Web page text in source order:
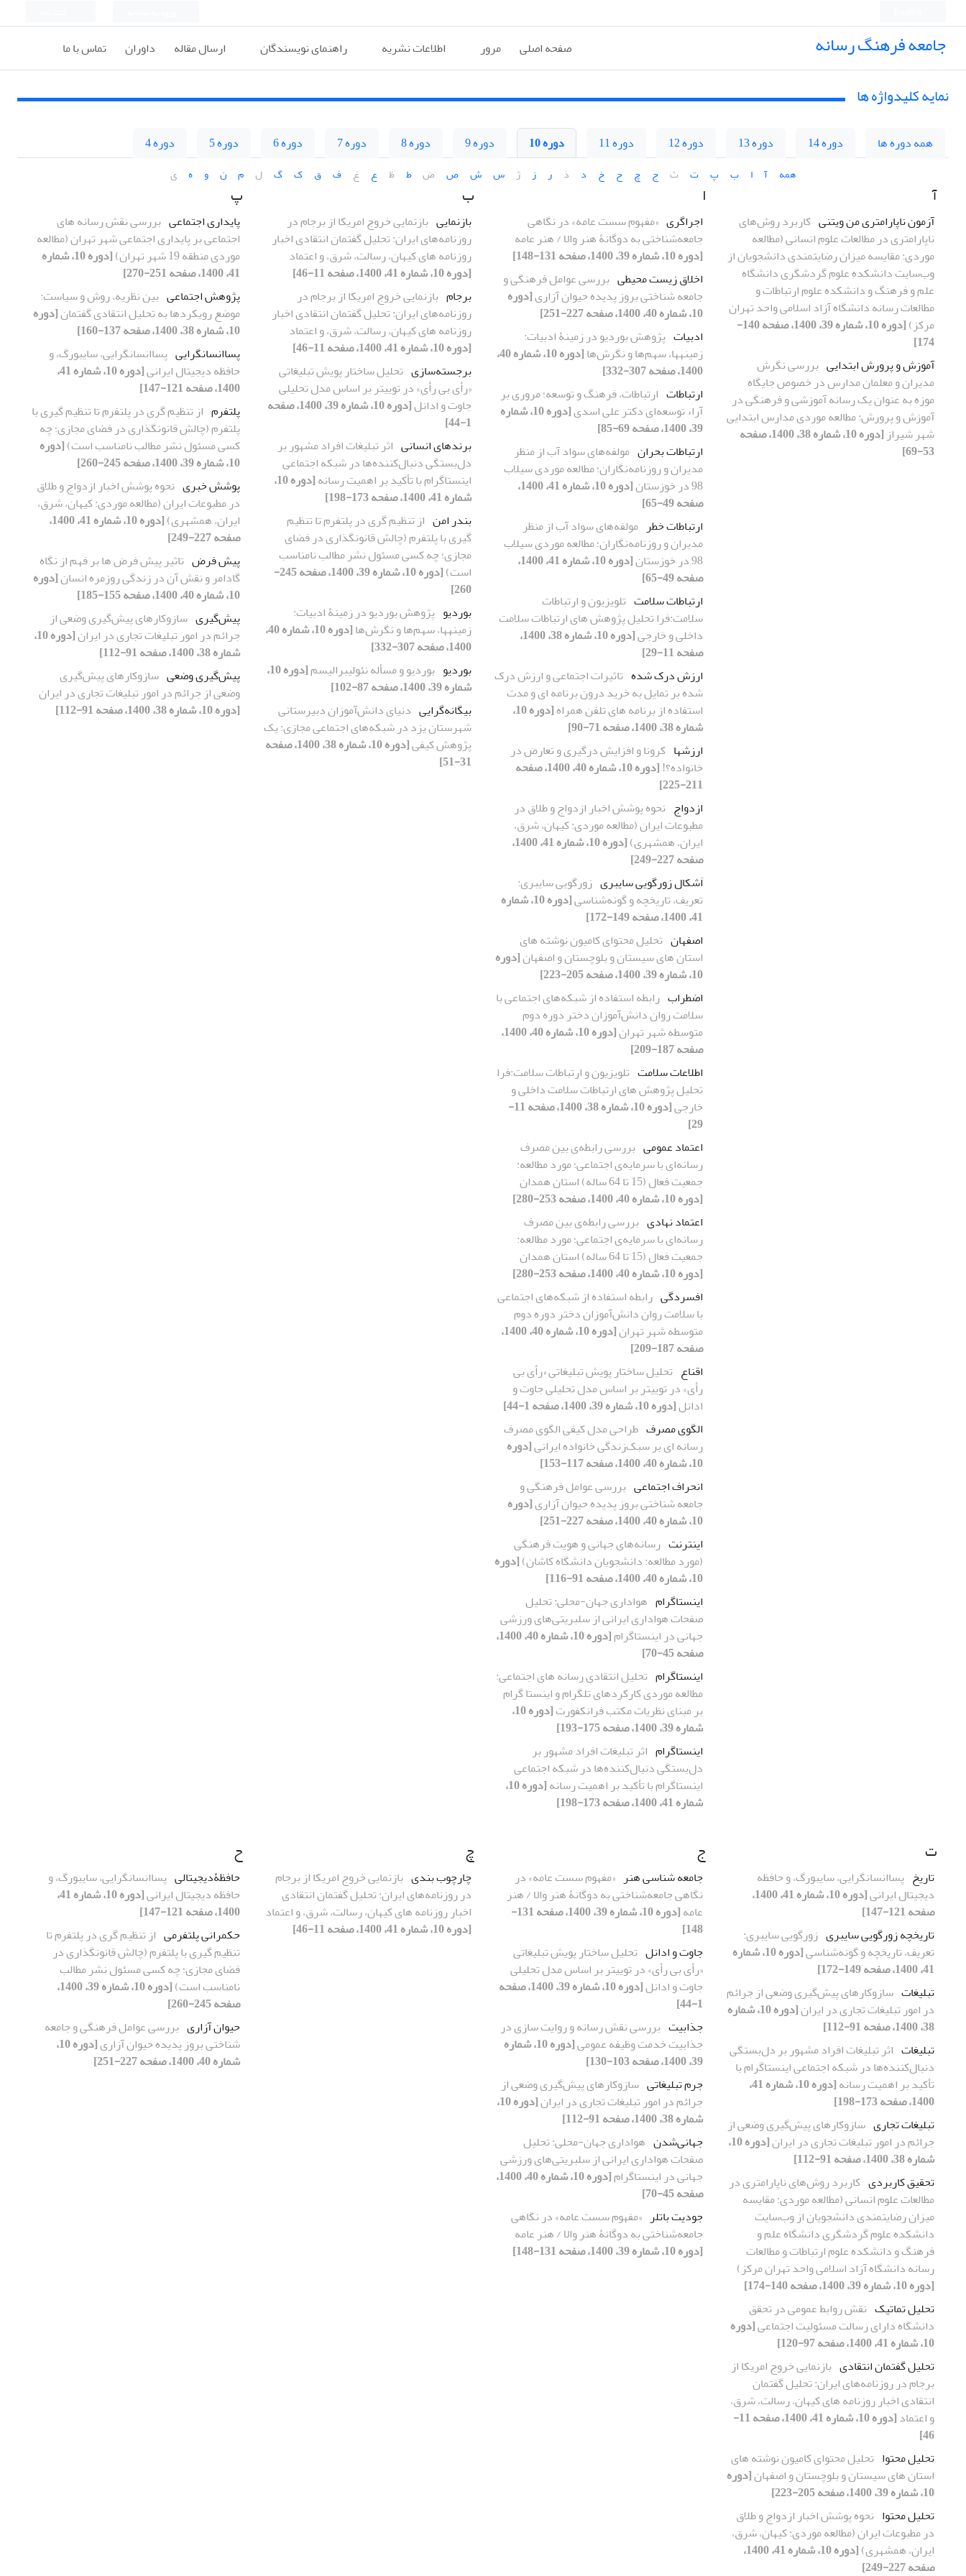
جامعه فرهنگ رسانه صفحه اصلی مرور اطلاعات نشریه راهنمای نویسندگان ارسال مقاله داوران تماس با ما
نمایه کلیدواژه ها
همه دوره ها دوره 14 دوره 13 دوره 12 دوره 11 دوره 10 دوره 9 دوره 8 دوره 7 دوره 6 دوره 5 دوره 4
همه آ ا ب پ ت ث ج چ ح خ د ذ ر ز ژ س ش ص ض ط ظ ع غ ف ق ک گ ل م ن و ه ی
آ
آزمون ناپارامتری من ویتنی کاربرد روش‌های
ناپارامتری در مطالعات علوم انسانی (مطالعه
موردی: مقایسه میزان رضایتمندی دانشجویان از
وب‌سایت دانشکده علوم گردشگری دانشگاه
علم و فرهنگ و دانشکده علوم ارتباطات و
مطالعات رسانه دانشگاه آزاد اسلامی واحد تهران
مرکز)
[دوره 10، شماره 39، 1400، صفحه 140-
174]
آموزش و پرورش ابتدایی بررسی نگرش
مدیران و معلمان مدارس در خصوص جایگاه
موزه به عنوان یک رسانه آموزشی و فرهنگی در
آموزش و پرورش: مطالعه موردی مدارس ابتدایی
شهر شیراز
[دوره 10، شماره 38، 1400، صفحه
53-69]
ا
اجراگری «مفهوم سست عامه» در نگاهی
جامعه‌شناختی به دوگانۀ هنر والا / هنر عامه
[دوره 10، شماره 39، 1400، صفحه 131-148]
اخلاق زیست محیطی بررسی عوامل فرهنگی و
جامعه شناختی بروز پدیده حیوان آزاری[دوره
10، شماره 40، 1400، صفحه 227-251]
ادبیات پژوهش بوردیو در زمینۀ ادبیات:
زمینه‎ها، سهم‌ها و نگرش‌ها
[دوره 10، شماره 40،
1400، صفحه 307-332]
ارتباطات ارتباطات، فرهنگ و توسعه؛ مروری بر
آراء توسعه‌ای دکتر علی اسدی
[دوره 10، شماره
39، 1400، صفحه 69-85]
ارتباطات بحران مولفه‌های سواد آب از منظر
مدیران و روزنامه‌نگاران؛ مطالعه موردی سیلاب
98 در خوزستان
[دوره 10، شماره 41، 1400،
صفحه 49-65]
ارتباطات خطر مولفه‌های سواد آب از منظر
مدیران و روزنامه‌نگاران؛ مطالعه موردی سیلاب
98 در خوزستان
[دوره 10، شماره 41، 1400،
صفحه 49-65]
ارتباطات سلامت تلویزیون و ارتباطات
سلامت:فرا تحلیل پژوهش های ارتباطات سلامت
داخلی و خارجی
[دوره 10، شماره 38، 1400،
صفحه 11-29]
ارزش درک شده تاثیرات اجتماعی و ارزش درک
شده بر تمایل به خرید درون برنامه ای و مدت
استفاده از برنامه های تلفن همراه
[دوره 10،
شماره 38، 1400، صفحه 71-90]
ارزشها کرونا و افزایش درگیری و تعارض در
خانواده‌؟!
[دوره 10، شماره 40، 1400، صفحه
211-225]
ازدواج نحوه پوشش اخبار ازدواج و طلاق در
مطبوعات ایران (مطالعه موردی: کیهان، شرق،
ایران، همشهری)
[دوره 10، شماره 41، 1400،
صفحه 227-249]
اَشکال زورگویی سایبری زورگویی سایبری:
تعریف، تاریخچه و گونه‌شناسی
[دوره 10، شماره
41، 1400، صفحه 149-172]
اصفهان تحلیل محتوای کامیون نوشته های
استان های سیستان و بلوچستان و اصفهان[دوره
10، شماره 39، 1400، صفحه 205-223]
اضطراب رابطه استفاده از شبکه‌های اجتماعی با
سلامت روان دانش‌آموزان دختر دوره دوم
متوسطه شهر تهران
[دوره 10، شماره 40، 1400،
صفحه 187-209]
اطلاعات سلامت تلویزیون و ارتباطات سلامت:فرا
تحلیل پژوهش های ارتباطات سلامت داخلی و
خارجی
[دوره 10، شماره 38، 1400، صفحه 11-
29]
اعتماد عمومی بررسی رابطه‌ی بین مصرف
رسانه‌‌ای با سرمایه‌ی اجتماعی؛ مورد مطالعه:
جمعیت فعال (15 تا 64 ساله) استان همدان
[دوره 10، شماره 40، 1400، صفحه 253-280]
اعتماد نهادی بررسی رابطه‌ی بین مصرف
رسانه‌‌ای با سرمایه‌ی اجتماعی؛ مورد مطالعه:
جمعیت فعال (15 تا 64 ساله) استان همدان
[دوره 10، شماره 40، 1400، صفحه 253-280]
افسردگی رابطه استفاده از شبکه‌های اجتماعی
با سلامت روان دانش‌آموزان دختر دوره دوم
متوسطه شهر تهران
[دوره 10، شماره 40، 1400،
صفحه 187-209]
اقناع تحلیل ساختار پویش تبلیغاتی «رأی بی
رأی» در توییتر بر اساس مدل تحلیلی جاوت و
ادانل[دوره 10، شماره 39، 1400، صفحه 1-44]
الگوی مصرف طراحی مدل کیفی الگوی مصرف
رسانه ای بر سبک‌زندگی خانواده ایرانی[دوره
10، شماره 40، 1400، صفحه 117-153]
انحراف اجتماعی بررسی عوامل فرهنگی و
جامعه شناختی بروز پدیده حیوان آزاری[دوره
10، شماره 40، 1400، صفحه 227-251]
اینترنت رسانه‌های جهانی و هویت فرهنگی
(مورد مطالعه: دانشجویان دانشگاه کاشان)[دوره
10، شماره 40، 1400، صفحه 91-116]
اینستاگرام هواداری جهان-محلی: تحلیل
صفحات هواداری ایرانی از سلبریتی‌های ورزشی
جهانی در اینستاگرام
[دوره 10، شماره 40، 1400،
صفحه 45-70]
اینستاگرام تحلیل انتقادی رسانه های اجتماعی:
مطالعه موردی کارکردهای تلگرام و اینستا گرام
بر مبنای نظریات مکتب فرانکفورت
[دوره 10،
شماره 39، 1400، صفحه 175-193]
اینستاگرام اثر تبلیغات افراد مشهور بر
دل‌بستگی دنبال‌کننده‌ها در شبکه اجتماعی
اینستاگرام با تأکید بر اهمیت رسانه
[دوره 10،
شماره 41، 1400، صفحه 173-198]
ب
بازنمایی بازنمایی خروج امریکا از برجام در
روزنامه‌های ایران: تحلیل گفتمان انتقادی اخبار
روزنامه های کیهان، رسالت، شرق، و اعتماد
[دوره 10، شماره 41، 1400، صفحه 11-46]
برجام بازنمایی خروج امریکا از برجام در
روزنامه‌های ایران: تحلیل گفتمان انتقادی اخبار
روزنامه های کیهان، رسالت، شرق، و اعتماد
[دوره 10، شماره 41، 1400، صفحه 11-46]
برجسته‌سازی تحلیل ساختار پویش تبلیغاتی
«رأی بی رأی» در توییتر بر اساس مدل تحلیلی
جاوت و ادانل
[دوره 10، شماره 39، 1400، صفحه
1-44]
برندهای انسانی اثر تبلیغات افراد مشهور بر
دل‌بستگی دنبال‌کننده‌ها در شبکه اجتماعی
اینستاگرام با تأکید بر اهمیت رسانه
[دوره 10،
شماره 41، 1400، صفحه 173-198]
بندر امن از تنظیم گری در پلتفرم تا تنظیم
گیری با پلتفرم (چالش قانونگذاری در فضای
مجازی؛ چه کسی مسئول نشر مطالب نامناسب
است)
[دوره 10، شماره 39، 1400، صفحه 245-
260]
بوردیو پژوهش بوردیو در زمینۀ ادبیات:
زمینه‎ها، سهم‌ها و نگرش‌ها
[دوره 10، شماره 40،
1400، صفحه 307-332]
بوردیو بوردیو و مسأله نئولیبرالیسم
[دوره 10،
شماره 39، 1400، صفحه 87-102]
بیگانه‌گرایی دنیای دانش‌آموزان دبیرستانی
شهرستان یزد در شبکه‌های اجتماعی مجازی: یک
پژوهش کیفی
[دوره 10، شماره 38، 1400، صفحه
31-51]
پ
پایداری اجتماعی بررسی نقش رسانه های
اجتماعی بر پایداری اجتماعی شهر تهران (مطالعه
موردی منطقه 19 شهر تهران)
[دوره 10، شماره
41، 1400، صفحه 251-270]
پژوهش اجتماعی بین نظریه، روش و سیاست:
موضع رویکردها به تحلیل انتقادی گفتمان[دوره
10، شماره 38، 1400، صفحه 137-160]
پساانسانگرایی پساانسانگرایی، سایبورگ، و
حافظه دیجیتال ایرانی
[دوره 10، شماره 41،
1400، صفحه 121-147]
پلتفرم از تنظیم گری در پلتفرم تا تنظیم گیری با
پلتفرم (چالش قانونگذاری در فضای مجازی؛ چه
کسی مسئول نشر مطالب نامناسب است)[دوره
10، شماره 39، 1400، صفحه 245-260]
پوشش خبری نحوه پوشش اخبار ازدواج و طلاق
در مطبوعات ایران (مطالعه موردی: کیهان، شرق،
ایران، همشهری)
[دوره 10، شماره 41، 1400،
صفحه 227-249]
پیش فرض تاثیر پیش فرض ها بر فهم از نگاه
گادامر و نقش آن در زندگی روزمره انسان[دوره
10، شماره 40، 1400، صفحه 155-185]
پیش‌گیری سازوکارهای پیش‌گیری وضعی از
جرائم در امور تبلیغات تجاری در ایران
[دوره 10،
شماره 38، 1400، صفحه 91-112]
پیش‌گیری وضعی سازوکارهای پیش‌گیری
وضعی از جرائم در امور تبلیغات تجاری در ایران
[دوره 10، شماره 38، 1400، صفحه 91-112]
ت
تاریخ پساانسانگرایی، سایبورگ، و حافظه
دیجیتال ایرانی
[دوره 10، شماره 41، 1400،
صفحه 121-147]
تاریخچه زورگویی سایبری زورگویی سایبری:
تعریف، تاریخچه و گونه‌شناسی
[دوره 10، شماره
41، 1400، صفحه 149-172]
تبلیغات سازوکارهای پیش‌گیری وضعی از جرائم
در امور تبلیغات تجاری در ایران
[دوره 10، شماره
38، 1400، صفحه 91-112]
تبلیغات اثر تبلیغات افراد مشهور بر دل‌بستگی
دنبال‌کننده‌ها در شبکه اجتماعی اینستاگرام با
تأکید بر اهمیت رسانه
[دوره 10، شماره 41،
1400، صفحه 173-198]
تبلیغات تجاری سازوکارهای پیش‌گیری وضعی از
جرائم در امور تبلیغات تجاری در ایران
[دوره 10،
شماره 38، 1400، صفحه 91-112]
تحقیق کاربردی کاربرد روش‌های ناپارامتری در
مطالعات علوم انسانی (مطالعه موردی: مقایسه
میزان رضایتمندی دانشجویان از وب‌سایت
دانشکده علوم گردشگری دانشگاه علم و
فرهنگ و دانشکده علوم ارتباطات و مطالعات
رسانه دانشگاه آزاد اسلامی واحد تهران مرکز)
[دوره 10، شماره 39، 1400، صفحه 140-174]
تحلیل تماتیک نقش روابط عمومی در تحقق
دانشگاه دارای رسالت مسئولیت اجتماعی[دوره
10، شماره 41، 1400، صفحه 97-120]
تحلیل گفتمان انتقادی بازنمایی خروج امریکا از
برجام در روزنامه‌های ایران: تحلیل گفتمان
انتقادی اخبار روزنامه های کیهان، رسالت، شرق،
و اعتماد
[دوره 10، شماره 41، 1400، صفحه 11-
46]
تحلیل محتوا تحلیل محتوای کامیون نوشته های
استان های سیستان و بلوچستان و اصفهان[دوره
10، شماره 39، 1400، صفحه 205-223]
تحلیل محتوا نحوه پوشش اخبار ازدواج و طلاق
در مطبوعات ایران (مطالعه موردی: کیهان، شرق،
ایران، همشهری)
[دوره 10، شماره 41، 1400،
صفحه 227-249]
ج
جامعه شناسی هنر «مفهوم سست عامه» در
نگاهی جامعه‌شناختی به دوگانۀ هنر والا / هنر
عامه
[دوره 10، شماره 39، 1400، صفحه 131-
148]
جاوت و ادانل تحلیل ساختار پویش تبلیغاتی
«رأی بی رأی» در توییتر بر اساس مدل تحلیلی
جاوت و ادانل
[دوره 10، شماره 39، 1400، صفحه
1-44]
جذابیت بررسی نقش رسانه و روایت سازی در
جذابیت خدمت وظیفه عمومی
[دوره 10، شماره
39، 1400، صفحه 103-130]
جرم تبلیغاتی سازوکارهای پیش‌گیری وضعی از
جرائم در امور تبلیغات تجاری در ایران
[دوره 10،
شماره 38، 1400، صفحه 91-112]
جهانی‌شدن هواداری جهان-محلی: تحلیل
صفحات هواداری ایرانی از سلبریتی‌های ورزشی
جهانی در اینستاگرام
[دوره 10، شماره 40، 1400،
صفحه 45-70]
جودیت باتلر «مفهوم سست عامه» در نگاهی
جامعه‌شناختی به دوگانۀ هنر والا / هنر عامه
[دوره 10، شماره 39، 1400، صفحه 131-148]
چ
چارچوب بندی بازنمایی خروج امریکا از برجام
در روزنامه‌های ایران: تحلیل گفتمان انتقادی
اخبار روزنامه های کیهان، رسالت، شرق، و اعتماد
[دوره 10، شماره 41، 1400، صفحه 11-46]
ح
حافظۀدیجیتالی پساانسانگرایی، سایبورگ، و
حافظه دیجیتال ایرانی
[دوره 10، شماره 41،
1400، صفحه 121-147]
حکمرانی پلتفرمی از تنظیم گری در پلتفرم تا
تنظیم گیری با پلتفرم (چالش قانونگذاری در
فضای مجازی؛ چه کسی مسئول نشر مطالب
نامناسب است)
[دوره 10، شماره 39، 1400،
صفحه 245-260]
حیوان آزاری بررسی عوامل فرهنگی و جامعه
شناختی بروز پدیده حیوان آزاری
[دوره 10،
شماره 40، 1400، صفحه 227-251]